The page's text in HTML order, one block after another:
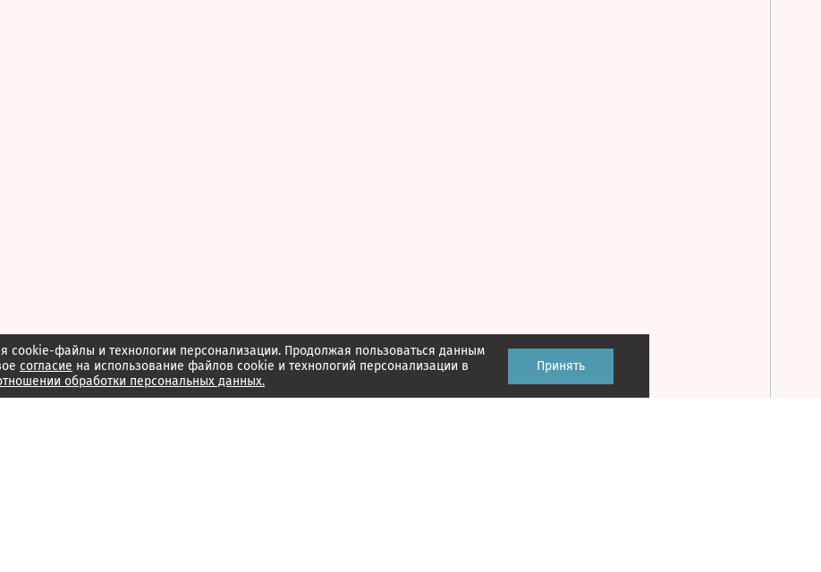
cookie-файлы и технологии персонализации. Продолжая пользоваться данным
согласие на использование файлов cookie и технологий персонализации в
обработки персональных данных.
Принять